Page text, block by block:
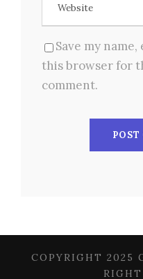
Save my
this browser for
comment.
COPYRIGHT 2025
RIGHT